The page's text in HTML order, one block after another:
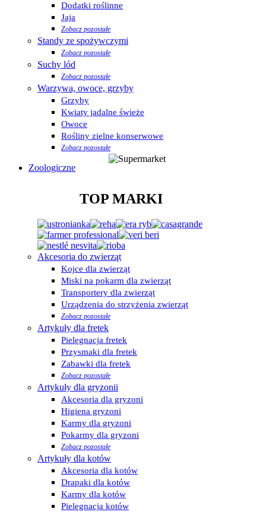
Dodatki roślinne
Jaja
Zobacz pozostałe
Standy ze spożywczymi
Zobacz pozostałe
Suchy lód
Zobacz pozostałe
Warzywa, owoce, grzyby
Grzyby
Kwiaty jadalne świeże
Owoce
Rośliny zielne konserwowe
Zobacz pozostałe
Zoologiczne
TOP MARKI
Akcesoria do zwierząt
Kojce dla zwierząt
Miski na pokarm dla zwierząt
Transportery dla zwierząt
Urządzenia do strzyżenia zwierząt
Zobacz pozostałe
Artykuły dla fretek
Pielęgnacja fretek
Przysmaki dla fretek
Zabawki dla fretek
Zobacz pozostałe
Artykuły dla gryzonii
Akcesoria dla gryzoni
Higiena gryzoni
Karmy dla gryzoni
Pokarmy dla gryzoni
Zobacz pozostałe
Artykuły dla kotów
Akcesoria dla kotów
Drapaki dla kotów
Karmy dla kotów
Pielęgnacja kotów